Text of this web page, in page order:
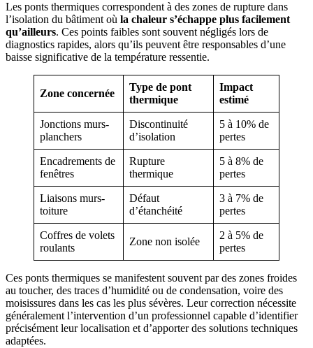
Les ponts thermiques correspondent à des zones de rupture dans
l’isolation du bâtiment où la chaleur s’échappe plus facilement
qu’ailleurs. Ces points faibles sont souvent négligés lors de
diagnostics rapides, alors qu’ils peuvent être responsables d’une
baisse significative de la température ressentie.
Zone concernée
Type de pont
thermique
Impact
estimé
Jonctions murs-
planchers
Discontinuité
d’isolation
5 à 10% de
pertes
Encadrements de
fenêtres
Rupture
thermique
5 à 8% de
pertes
Liaisons murs-
toiture
Défaut
d’étanchéité
3 à 7% de
pertes
Coffres de volets
roulants
Zone non isolée
2 à 5% de
pertes
Ces ponts thermiques se manifestent souvent par des zones froides
au toucher, des traces d’humidité ou de condensation, voire des
moisissures dans les cas les plus sévères. Leur correction nécessite
généralement l’intervention d’un professionnel capable d’identifier
précisément leur localisation et d’apporter des solutions techniques
adaptées.